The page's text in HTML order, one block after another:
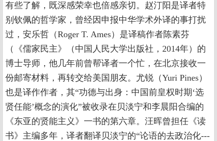
有些了解，既深感荣幸也倍感亲切。赵汀阳是译者特
别钦佩的哲学家，曾经因申报中华学术外译的事打扰
过，安乐哲（Roger T. Ames）是译稿作者陈素芬
（《儒家民主》（中国人民大学出版社，2014年）的
博士导师，他几年前曾帮译者一个忙，在北京接收一
份邮寄材料，再转交给美国朋友。尤锐（Yuri Pines）
也是译作作者，其“功德与出身：中国前皇权时期‘选
贤任能’概念的演化”被收录在贝淡宁和李晨阳合编的
《东亚的贤能主义》一书的第六章。汪晖曾担任《读
书》主编多年，译者翻译贝淡宁的“论语的去政治化---